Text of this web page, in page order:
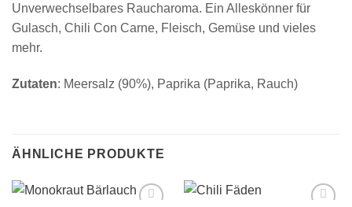
Unverwechselbares Raucharoma. Ein Alleskönner für
Gulasch, Chili Con Carne, Fleisch, Gemüse und vieles
mehr.
Zutaten: Meersalz (90%), Paprika (Paprika, Rauch)
ÄHNLICHE PRODUKTE